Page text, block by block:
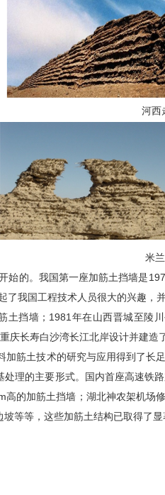
河西
米
的。我国第一座加筋土挡墙是
我国工程技术人员很大的兴趣
挡墙；1981年在山西晋城至
长寿白沙湾长江北岸设计并建
筋土技术的研究与应用得到了长
理的主要形式。国内首座高速
的加筋土挡墙；湖北神农架机
等等，这些加筋土结构已取得了显